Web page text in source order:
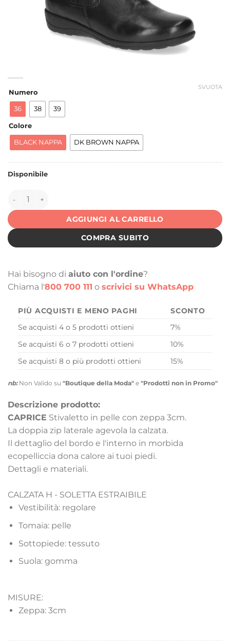
Numero
36 38 39
Colore
BLACK NAPPA DK BROWN NAPPA
SVUOTA
Disponibile
144942 quantità
AGGIUNGI AL CARRELLO
COMPRA SUBITO
Hai bisogno di aiuto con l'ordine?
Chiama l'800 700 111 o scrivici su WhatsApp
PIÙ ACQUISTI E MENO PAGHI
SCONTO
Se acquisti 4 o 5 prodotti ottieni
7%
Se acquisti 6 o 7 prodotti ottieni
10%
Se acquisti 8 o più prodotti ottieni
15%
nb:Non Valido su "Boutique della Moda" e "Prodotti non in Promo"
Descrizione prodotto:
CAPRICE Stivaletto in pelle con zeppa 3cm.
La doppia zip laterale agevola la calzata.
Il dettaglio del bordo e l'interno in morbida
ecopelliccia dona calore ai tuoi piedi.
Dettagli e materiali.
CALZATA H - SOLETTA ESTRAIBILE
Vestibilità: regolare
Tomaia: pelle
Sottopiede: tessuto
Suola: gomma
MISURE:
Zeppa: 3cm